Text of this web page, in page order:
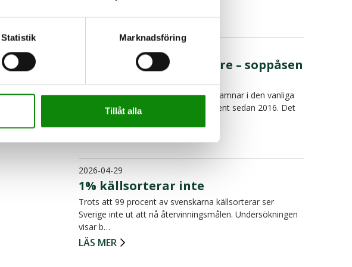
Statistik Marknadsföring
Tillåt alla
LÄS MER
Svenskar slänger mindre – soppåsen
Mängden restavfall, alltså det som hamnar i den vanliga
soppåsen, har minskat med 23 procent sedan 2016. Det
2026-04-29
1% källsorterar inte
Trots att 99 procent av svenskarna källsorterar ser
Sverige inte ut att nå återvinningsmålen. Undersökningen
visar b…
LÄS MER